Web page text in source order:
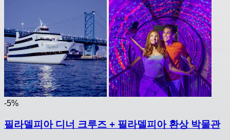
-5%
필라델피아 디너 크루즈 + 필라델피아 환상 박물관